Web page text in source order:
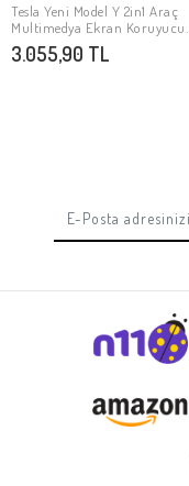
SEPETE EKLE
Tesla Yeni Model Y 2in1 Araç
Multimedya Ekran Koruyucu
Uygulama Aparatlı Zore
Mat Temperli Cam Ekran
3.055,90 TL